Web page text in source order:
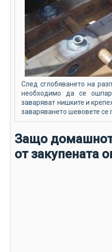
След сглобяването на
необходимо да се
заваряват нишките и
заваряването шевовете се
Защо
от закупената